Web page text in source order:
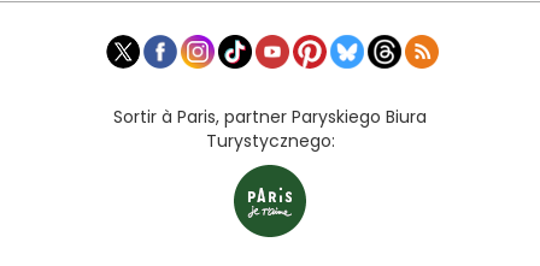
Sortir à Paris, partner Paryskiego Biura
Turystycznego: